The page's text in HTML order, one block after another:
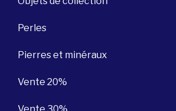
Perles
Pierres et minéraux
Vente 20%